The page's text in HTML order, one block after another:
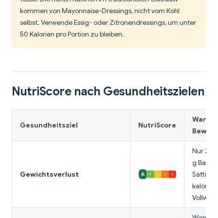
kommen von Mayonnaise-Dressings, nicht vom Kohl
selbst. Verwende Essig- oder Zitronendressings, um unter
50 Kalorien pro Portion zu bleiben.
NutriScore nach Gesundheitszielen
Gesundheitsziel NutriScore
Gewichtsverlust
Nur 25
g